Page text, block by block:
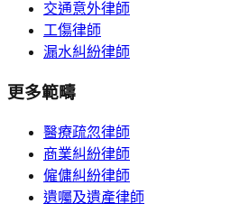
交通意外律師
工傷律師
漏水糾紛律師
更多範疇
醫療疏忽律師
商業糾紛律師
僱傭糾紛律師
遺囑及遺產律師